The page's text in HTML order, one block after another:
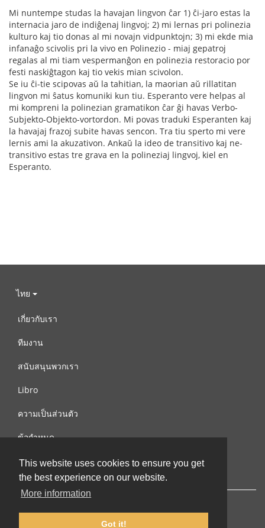
This website uses cookies to ensure you get
the best experience on our website.
More information
Got it!
Mi nuntempe studas la havajan lingvon ĉar 1) ĉi-jaro estas la
internacia jaro de indiĝenaj lingvoj; 2) mi lernas pri polinezia
kulturo kaj tio donas al mi novajn vidpunktojn; 3) mi ekde mia
infanaĝo scivolis pri la vivo en Polinezio - miaj gepatroj
regalas al mi tiam vespermanĝon en polinezia restoracio por
festi naskiĝtagon kaj tio vekis mian scivolon.
Se iu ĉi-tie scipovas aŭ la tahitian, la maorian aŭ rillatitan
lingvon mi ŝatus komuniki kun tiu. Esperanto vere helpas al
mi kompreni la polinezian gramatikon ĉar ĝi havas Verbo-
Subjekto-Objekto-vortordon. Mi povas traduki Esperanten kaj
la havajaj frazoj subite havas sencon. Tra tiu sperto mi vere
lernis ami la akuzativon. Ankaŭ la ideo de transitivo kaj ne-
transitivo estas tre grava en la polineziaj lingvoj, kiel en
Esperanto.
ไทย
เกี่ยวกับเรา
ทีมงาน
สนับสนุนพวกเรา
Libro
ความเป็นส่วนตัว
ข้อกำหนด
ติดต่อเรา